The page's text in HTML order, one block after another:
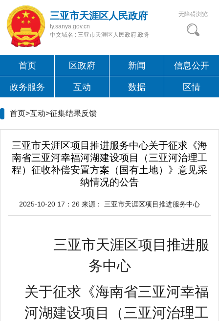
三亚市天涯区人民政府
ty.sanya.gov.cn
中文域名 : 三亚市天涯区人民政府.政务
无障碍浏览
首页 区政府 新闻 信息公开
政务服务 互动 数据 区情
首页>互动>征集结果反馈
三亚市天涯区项目推进服务中心关于征求《海
南省三亚河幸福河湖建设项目（三亚河治理工
程）征收补偿安置方案（国有土地）》意见采
纳情况的公告
2025-10-20 17：26 来源： 三亚市天涯区项目推进服务中心
三亚市天涯区项目推进服
务中心
关于征求《海南省三亚河幸福
河湖建设项目
（三亚河治理工